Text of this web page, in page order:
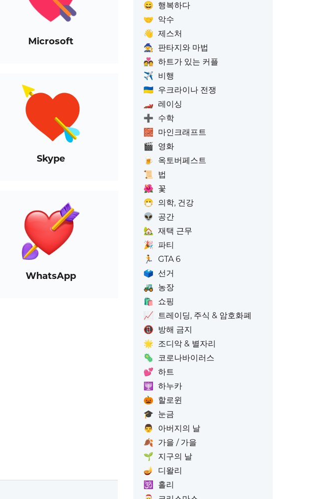
Microsoft
Skype
WhatsApp
😄 행복하다
🤝 악수
👋 제스처
🧙 판타지와 마법
💑 하트가 있는 커플
✈️ 비행
🇺🇦 우크라이나 전쟁
🏎️ 레이싱
➕ 수학
🧱 마인크래프트
🎬 영화
🍺
옥토버페스트
📜
법
🌺 꽃
😷 의학, 건강
👽
공간
🏡 재택 근무
🎉 파티
🏃
GTA 6
🗳️ 선거
🚜 농장
🛍️
쇼핑
📈 트레이딩, 주식 & 암호화폐
📵 방해 금지
🌟 조디악 & 별자리
🦠 코로나바이러스
💕 하트
🕎
하누카
🎃 할로윈
🎓 눈금
👨
아버지의 날
🍂 가을 / 가을
🌱 지구의 날
🪔
디왈리
🕉️
홀리